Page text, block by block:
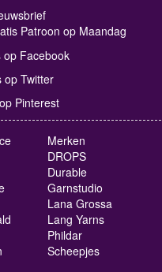
Patroon op Maandag
op Facebook
op Twitter
Pinterest
Merken
DROPS
Durable
Garnstudio
Lana Grossa
Lang Yarns
Phildar
Scheepjes